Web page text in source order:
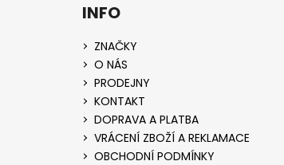
INFO
ZNAČKY
O NÁS
PRODEJNY
KONTAKT
DOPRAVA A PLATBA
VRÁCENÍ ZBOŽÍ A REKLAMACE
OBCHODNÍ PODMÍNKY